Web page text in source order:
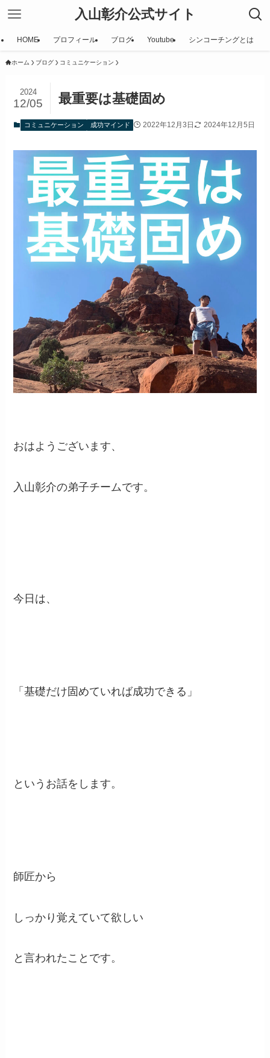
入山彰介公式サイト
HOME プロフィール ブログ Youtube シンコーチングとは
ホーム ブログ コミュニケーション
最重要は基礎固め
2024
12/05
コミュニケーション 成功マインド 2022年12月3日 2024年12月5日
おはようございます、
入山彰介の弟子チームです。
今日は、
「基礎だけ固めていれば成功できる」
というお話をします。
師匠から
しっかり覚えていて欲しい
と言われたことです。